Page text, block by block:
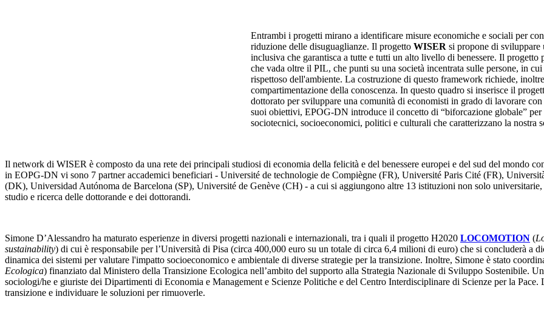
Entrambi i progetti mirano a identificare misure economiche e sociali per
riduzione delle disuguaglianze. Il progetto WISER si propone di sviluppare
inclusiva che garantisca a tutte e tutti un alto livello di benessere. Il
che vada oltre il PIL, che punti su una società incentrata sulle persone, in
rispettoso dell'ambiente. La costruzione di questo framework richiede,
compartimentazione della conoscenza. In questo quadro si inserisce il
dottorato per sviluppare una comunità di economisti in grado di lavorare
suoi obiettivi, EPOG-DN introduce il concetto di “biforcazione globale” per
sociotecnici, socioeconomici, politici e culturali che caratterizzano la nostra
Il network di WISER è composto da una rete dei principali studiosi di economia della felicità e del benessere europei e del sud del mondo
in EOPG-DN vi sono 7 partner accademici beneficiari - Université de technologie de Compiègne (FR), Université Paris Cité (FR),
(DK), Universidad Autónoma de Barcelona (SP), Université de Genève (CH) - a cui si aggiungono altre 13 istituzioni non solo
studio e ricerca delle dottorande e dei dottorandi.
Simone D’Alessandro ha maturato esperienze in diversi progetti nazionali e internazionali, tra i quali il progetto H2020 LOCOMOTION (
sustainability) di cui è responsabile per l’Università di Pisa (circa 400,000 euro su un totale di circa 6,4 milioni di euro) che si concluderà a
dinamica dei sistemi per valutare l'impatto socioeconomico e ambientale di diverse strategie per la transizione. Inoltre, Simone è stato
Ecologica) finanziato dal Ministero della Transizione Ecologica nell’ambito del supporto alla Strategia Nazionale di Sviluppo Sostenibile.
sociologi/he e giuriste dei Dipartimenti di Economia e Management e Scienze Politiche e del Centro Interdisciplinare di Scienze per la
transizione e individuare le soluzioni per rimuoverle.